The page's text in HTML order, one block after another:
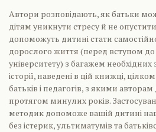
Автори розповідають, як батьки
дітям уникнути стресу й не
допоможуть дитині стати
дорослого життя (перед вступом
університету) з багажем необхідних
історії, наведені в цій книжці,
батьків і педагогів, з якими
протягом минулих років.
методик допоможе вашій дитині
без істерик, ультиматумів та